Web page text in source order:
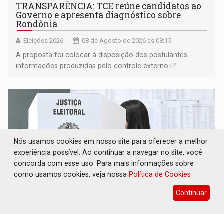
TRANSPARÊNCIA: TCE reúne candidatos ao
Governo e apresenta diagnóstico sobre
Rondônia
Eleições 2026 08 de Agosto de 2026 às 08:15
A proposta foi colocar à disposição dos postulantes
informações produzidas pelo controle externo
Nós usamos cookies em nosso site para oferecer a melhor
experiência possível. Ao continuar a navegar no site, você
concorda com esse uso. Para mais informações sobre
como usamos cookies, veja nossa Política de Cookies
Continuar